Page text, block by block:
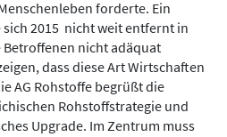
forderte. Ein
2015 nicht weit entfernt in
Betroffenen nicht adäquat
dass diese Art Wirtschaften
AG Rohstoffe begrüßt die
Rohstoffstrategie und
Upgrade. Im Zentrum muss